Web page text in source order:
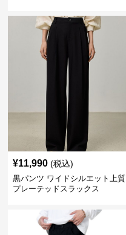
¥11,990 (税込)
黒パンツ ワイドシルエット上質
プレーテッドスラックス